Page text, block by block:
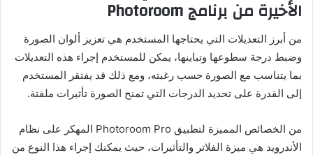
الأخيرة من برنامج Photoroom
من أبرز التعديلات التي يحتاجها المستخدم هي تعزيز ألوان الصورة
وضبط درجة سطوعها وتباينها، يمكن للمستخدم إجراء هذه التعديلات
بما يتناسب مع الصورة حسب رغبته، ومع ذلك قد يفتقر المستخدم
إلى القدرة على تحديد الدرجات التي تمنح الصورة تأثيرات ملفتة.
من الخصائص المميزة لتطبيق Photoroom Pro المهكر على نظام
الأندرويد هي ميزة الفلاتر والتأثيرات، حيث يمكنك إجراء هذا النوع من